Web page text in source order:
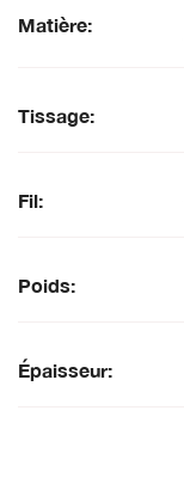
Matière:
Tissage:
Fil:
Poids:
Épaisseur: